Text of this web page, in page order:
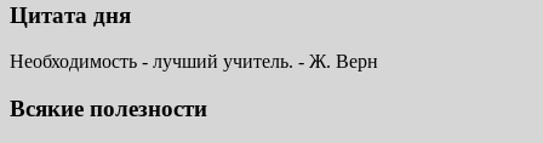
Цитата дня
Необходимость - лучший учитель. - Ж. Верн
Всякие полезности